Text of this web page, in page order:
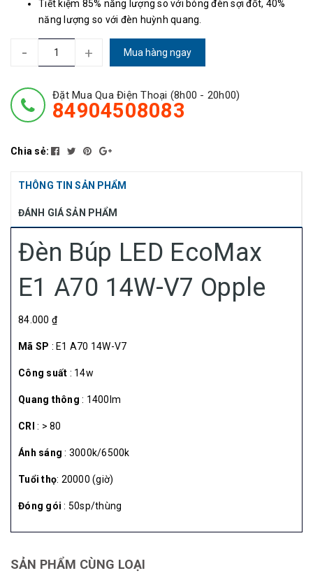
Tiết kiệm 85% năng lượng so với bóng đèn sợi đốt, 40%
năng lượng so với đèn huỳnh quang.
- + Mua hàng ngay
Đặt Mua Qua Điện Thoại (8h00 - 20h00)
84904508083
Chia sẻ:
THÔNG TIN SẢN PHẨM
ĐÁNH GIÁ SẢN PHẨM
Đèn Búp LED EcoMax
E1 A70 14W-V7 Opple
84.000 ₫
Mã SP : E1 A70 14W-V7
Công suất : 14w
Quang thông : 1400lm
CRI : > 80
Ánh sáng : 3000k/6500k
Tuổi thọ: 20000 (giờ)
Đóng gói : 50sp/thùng
SẢN PHẨM CÙNG LOẠI